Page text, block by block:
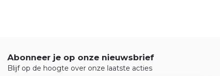
Abonneer je op onze nieuwsbrief
Blijf op de hoogte over onze laatste acties